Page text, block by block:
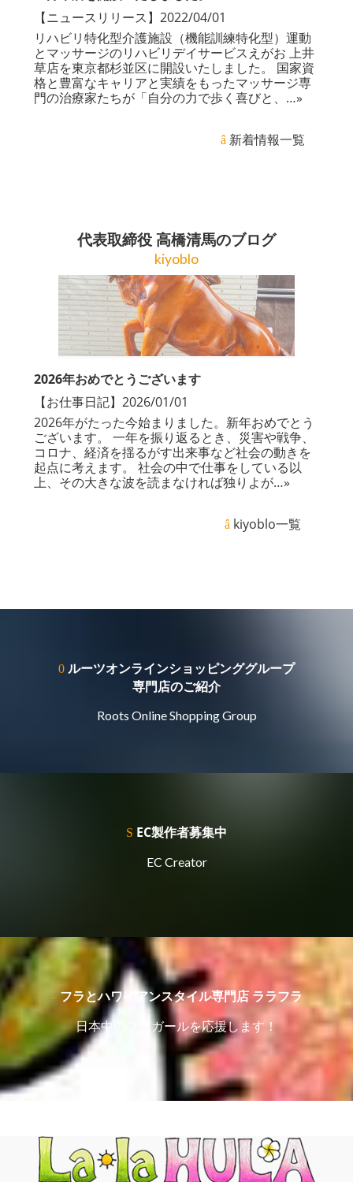
【ニュースリリース】 2022/04/01
リハビリ特化型介護施設（機能訓練特化型）運動
とマッサージのリハビリデイサービスえがお 上井
草店を東京都杉並区に開設いたしました。 国家資
格と豊富なキャリアと実績をもったマッサージ専
門の治療家たちが「自分の力で歩く喜びと、 …»
新着情報一覧
代表取締役 高橋清馬のブログ
kiyoblo
2026年おめでとうございます
【お仕事日記】2026/01/01
2026年がたった今始まりました。新年おめでとう
ございます。 一年を振り返るとき、災害や戦争、
コロナ、経済を揺るがす出来事など社会の動きを
起点に考えます。 社会の中で仕事をしている以
上、その大きな波を読まなければ独りよが…»
kiyoblo一覧
ルーツオンラインショッピンググループ
専門店のご紹介
Roots Online Shopping Group
EC製作者募集中
EC Creator
フラとハワイアンスタイル専門店 ララフラ
日本中のフラガールを応援します！